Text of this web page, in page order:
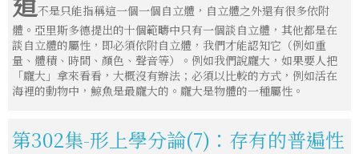
不是只能指稱這一個一個自立體，自立體之外還有很多依附
體。亞里斯多德提出的十個範疇中只有一個談自立體，其他都是在
談自立體的屬性，即必須依附自立體，我們才能認知它（例如重
量、體積、時間、顏色、聲音等）。例如我們說龐大，如果要人把
「龐大」拿來看看，大概沒有辦法；必須以比較的方式，例如活在
海裡的動物中，鯨魚是最龐大的。龐大是物體的一種屬性。
第302集-形上學分論(7)：存有的普遍性